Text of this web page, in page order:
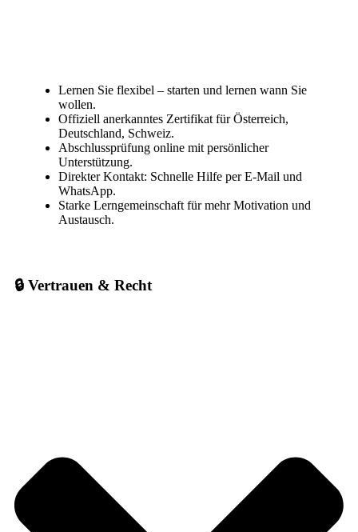
Lernen Sie flexibel – starten und lernen wann Sie
wollen.
Offiziell anerkanntes Zertifikat für Österreich,
Deutschland, Schweiz.
Abschlussprüfung online mit persönlicher
Unterstützung.
Direkter Kontakt: Schnelle Hilfe per E-Mail und
WhatsApp.
Starke Lerngemeinschaft für mehr Motivation und
Austausch.
🔒 Vertrauen & Recht